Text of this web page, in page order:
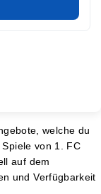
welche du
von 1. FC
auf dem
und Verfügbarkeit